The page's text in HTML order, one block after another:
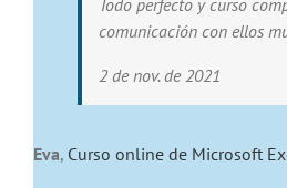
Todo perfecto y curso
comunicación con ellos
2 de nov. de 2021
Eva, Curso online de Microsoft